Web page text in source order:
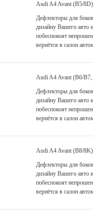
Audi A4 Avant (B5/
Дефлекторы для
дизайну Вашего авто
побеспокоят
вернётся в салон
Audi A4 Avant (B6/
Дефлекторы для
дизайну Вашего авто
побеспокоят
вернётся в салон
Audi A4 Avant (B8/
Дефлекторы для
дизайну Вашего авто
побеспокоят
вернётся в салон